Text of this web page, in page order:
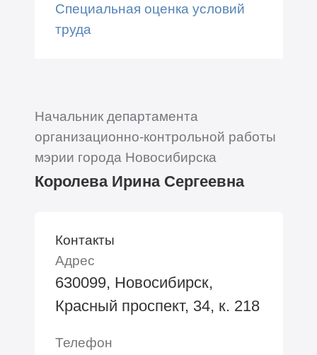
Специальная оценка условий
труда
Начальник департамента
организационно-контрольной работы
мэрии города Новосибирска
Королева Ирина Сергеевна
Контакты
Адрес
630099, Новосибирск,
Красный проспект, 34, к. 218
Телефон